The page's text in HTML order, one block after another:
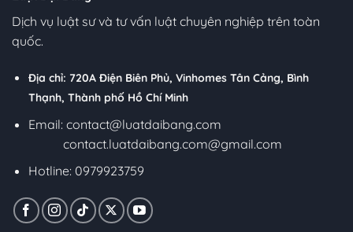
Dịch vụ luật sư và tư vấn luật chuyên nghiệp trên toàn
quốc.
Địa chỉ: 720A Điện Biên Phủ, Vinhomes Tân Cảng, Bình
Thạnh, Thành phố Hồ Chí Minh
Email: contact@luatdaibang.com
contact.luatdaibang.com@gmail.com
Hotline: 0979923759